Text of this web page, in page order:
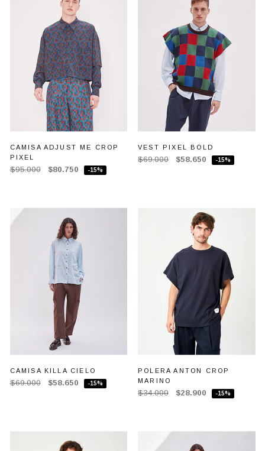
CAMISA ADJUST ME CROP
PIXEL
$95.000 $80.750 -15%
VEST PIXEL BOLD
$69.000 $58.650 -15%
CAMISA KILLA CIELO
$69.000 $58.650 -15%
POLERA ANTON CROP
MARINO
$34.000 $28.900 -15%